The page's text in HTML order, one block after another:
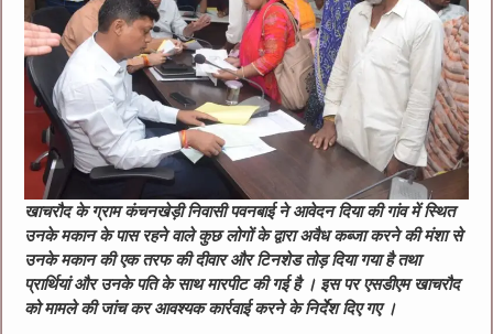
खाचरौद के ग्राम कंचनखेड़ी निवासी पवनबाई ने आवेदन दिया की गांव में स्थित
उनके मकान के पास रहने वाले कुछ लोगों के द्वारा अवैध कब्जा करने की मंशा से
उनके मकान की एक तरफ की दीवार और टिनशेड तोड़ दिया गया है तथा
प्रार्थियां और उनके पति के साथ मारपीट की गई है । इस पर एसडीएम खाचरौद
को मामले की जांच कर आवश्‍यक कार्रवाई करने के निर्देश दिए गए ।